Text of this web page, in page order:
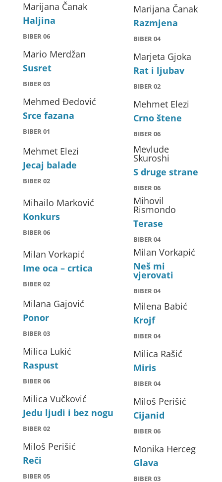
Marijana Čanak
Haljina
BIBER 06
Marijana Čanak
Razmjena
BIBER 04
Mario Merdžan
Susret
BIBER 03
Marjeta Gjoka
Rat i ljubav
BIBER 02
Mehmed Đedović
Srce fazana
BIBER 01
Mehmet Elezi
Crno štene
BIBER 06
Mehmet Elezi
Jecaj balade
BIBER 02
Mevlude
Skuroshi
S druge strane
BIBER 06
Mihailo Marković
Konkurs
BIBER 06
Mihovil
Rismondo
Terase
BIBER 04
Milan Vorkapić
Ime oca – crtica
BIBER 02
Milan Vorkapić
Neš mi
vjerovati
BIBER 04
Milana Gajović
Ponor
BIBER 03
Milena Babić
Krojf
BIBER 04
Milica Lukić
Raspust
BIBER 06
Milica Rašić
Miris
BIBER 04
Milica Vučković
Jedu ljudi i bez nogu
BIBER 02
Miloš Perišić
Cijanid
BIBER 06
Miloš Perišić
Reči
BIBER 05
Monika Herceg
Glava
BIBER 03